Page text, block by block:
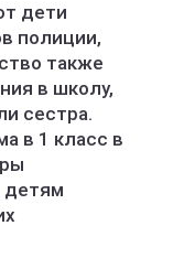
дети
полиции,
также
в школу,
сестра.
в 1 класс в
детям